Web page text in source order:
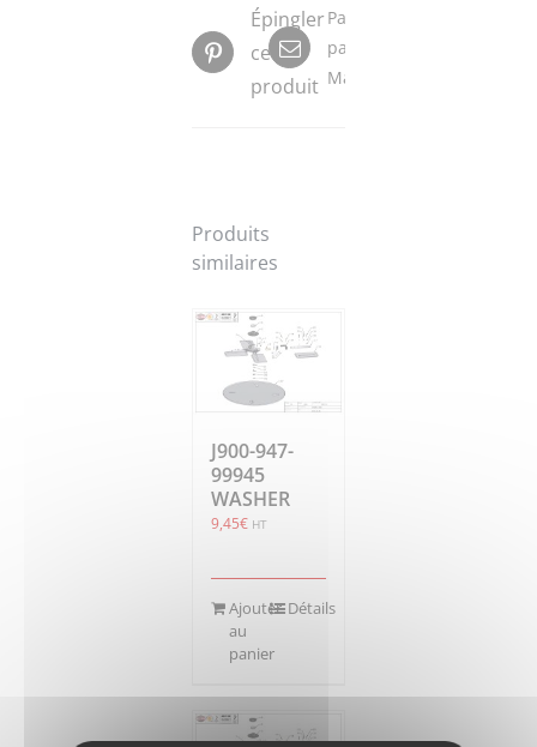
Épingler
ce
produit
Partager
par
Mail
Produits
similaires
J900-947-
99945
WASHER
9,45€ HT
Ajouter
au
panier
Détails